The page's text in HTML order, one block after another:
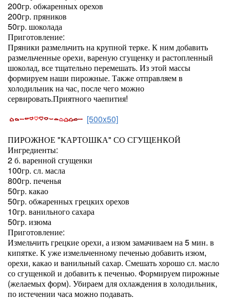
200гр. обжаренных орехов
200гр. пряников
50гр. шоколада
Приготовление:
Пряники размельчить на крупной терке. К ним добавить
размельченные орехи, вареную сгущенку и растопленный
шоколад, все тщательно перемешать. Из этой массы
формируем наши пирожные. Также отправляем в
холодильник на час, после чего можно
сервировать.Приятного чаепития!
[500x50]
ПИРОЖНОЕ "КАРТОШКА" СО СГУЩЕНКОЙ
Ингредиенты:
2 б. варенной сгущенки
100гр. сл. масла
800гр. печенья
50гр. какао
50гр. обжаренных грецких орехов
10гр. ванильного сахара
50гр. изюма
Приготовление:
Измельчить грецкие орехи, а изюм замачиваем на 5 мин. в
кипятке. К уже измельченному печенью добавить изюм,
орехи, какао и ванильный сахар. Смешать хорошо сл. масло
со сгущенкой и добавить к печенью. Формируем пирожные
(желаемых форм). Убираем для охлаждения в холодильник,
по истечении часа можно подавать.